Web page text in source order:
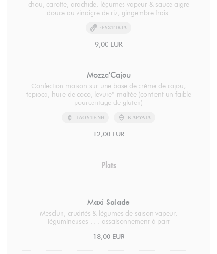
chou, carotte, arachide, légumes vapeur & sauce aigre
douce au vinaigre de riz, gingembre frais.
ΦΥΣΤΊΚΙΑ
9,00 EUR
Mozza'Cajou
Confection maison sur une base de crème de cajou,
tapioca, huile de coco, levure* maltée (contient un faible
pourcentage de gluten)
ΓΛΟΥΤΈΝΗ ΚΑΡΎΔΙΑ
12,00 EUR
Plats
Maxi Salade
Mesclun, crudités & légumes de saison vapeur,
légumineuses . . . assaisonnement à part
18,00 EUR